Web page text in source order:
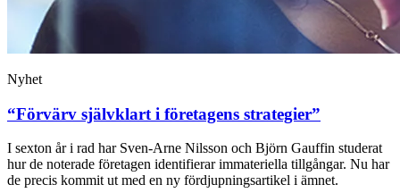
Nyhet
“Förvärv självklart i företagens strategier”
I sexton år i rad har Sven-Arne Nilsson och Björn Gauffin studerat
hur de noterade företagen identifierar immateriella tillgångar. Nu har
de precis kommit ut med en ny fördjupningsartikel i ämnet.